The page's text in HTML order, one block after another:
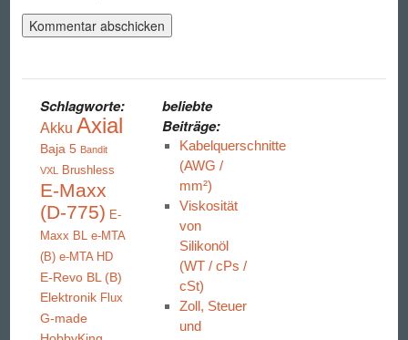
Schlagworte:
Akku Axial
Baja 5 Bandit
VXL
Brushless
E-Maxx
(D-775) E-
Maxx BL e-MTA
(B) e-MTA HD
E-Revo BL (B)
Elektronik Flux
G-made
beliebte
Beiträge:
Kabelquerschnitte
(AWG /
mm²)
Viskosität
von
Silikonöl
(WT / cPs /
cSt)
Zoll, Steuer
und